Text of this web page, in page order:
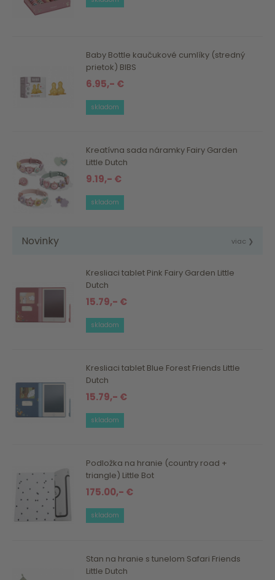
Baby Bottle kaučukové cumlíky (stredný
prietok) BIBS
6.95,- €
skladom
Kreatívna sada náramky Fairy Garden
Little Dutch
9.19,- €
skladom
Novinky viac ❯
Kresliaci tablet Pink Fairy Garden Little
Dutch
15.79,- €
skladom
Kresliaci tablet Blue Forest Friends Little
Dutch
15.79,- €
skladom
Podložka na hranie (country road +
triangle) Little Bot
175.00,- €
skladom
Stan na hranie s tunelom Safari Friends
Little Dutch